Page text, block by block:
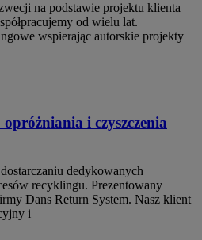
na podstawie projektu klienta
od wielu lat.
wspierając autorskie projekty
i czyszczenia
dedykowanych
recyklingu. Prezentowany
Dans Return System. Nasz klient
i